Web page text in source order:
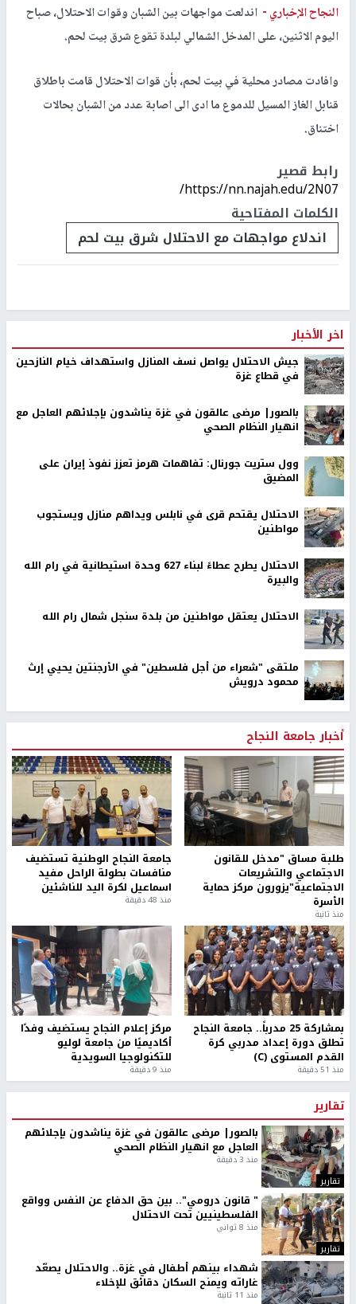
النجاح الإخباري - اندلعت مواجهات بين الشبان وقوات الاحتلال، صباح
اليوم الاثنين، على المدخل الشمالي لبلدة تقوع شرق بيت لحم.
وافادت مصادر محلية في بيت لحم، بأن قوات الاحتلال قامت باطلاق
قنابل الغاز المسيل للدموع ما ادى الى اصابة عدد من الشبان بحالات
اختناق.
رابط قصير
https://nn.najah.edu/2N07/
الكلمات المفتاحية
اندلاع مواجهات مع الاحتلال شرق بيت لحم
اخر الأخبار
جيش الاحتلال يواصل نسف المنازل واستهداف خيام النازحين
في قطاع غزة
بالصور| مرضى عالقون في غزة يناشدون بإجلائهم العاجل مع
انهيار النظام الصحي
وول ستريت جورنال: تفاهمات هرمز تعزز نفوذ إيران على
المضيق
الاحتلال يقتحم قرى في نابلس ويداهم منازل ويستجوب
مواطنين
الاحتلال يطرح عطاءً لبناء 627 وحدة استيطانية في رام الله
والبيرة
الاحتلال يعتقل مواطنين من بلدة سنجل شمال رام الله
ملتقى "شعراء من أجل فلسطين" في الأرجنتين يحيي إرث
محمود درويش
أخبار جامعة النجاح
طلبة مساق "مدخل للقانون
الاجتماعي والتشريعات
الاجتماعية"يزورون مركز حماية
الأسرة
منذ ثانية
جامعة النجاح الوطنية تستضيف
منافسات بطولة الراحل مفيد
اسماعيل لكرة اليد للناشئين
منذ 48 دقيقة
بمشاركة 25 مدرباً.. جامعة النجاح
تطلق دورة إعداد مدربي كرة
القدم المستوى (C)
منذ 51 دقيقة
مركز إعلام النجاح يستضيف وفدًا
أكاديميًا من جامعة لوليو
للتكنولوجيا السويدية
منذ 9 دقيقة
تقارير
تقارير
بالصور| مرضى عالقون في غزة يناشدون بإجلائهم
العاجل مع انهيار النظام الصحي
منذ 3 دقيقة
تقارير
" قانون درومي".. بين حق الدفاع عن النفس وواقع
الفلسطينيين تحت الاحتلال
منذ 8 ثواني
شهداء بينهم أطفال في غزة.. والاحتلال يصعّد
غاراته ويمنح السكان دقائق للإخلاء
منذ 11 ثانية